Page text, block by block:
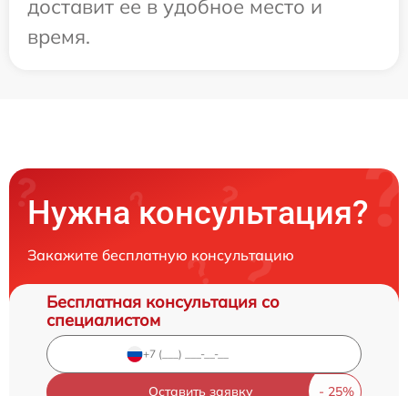
доставит ее в удобное место и
время.
Нужна консультация?
Закажите бесплатную консультацию
Бесплатная консультация со
специалистом
Оставить заявку